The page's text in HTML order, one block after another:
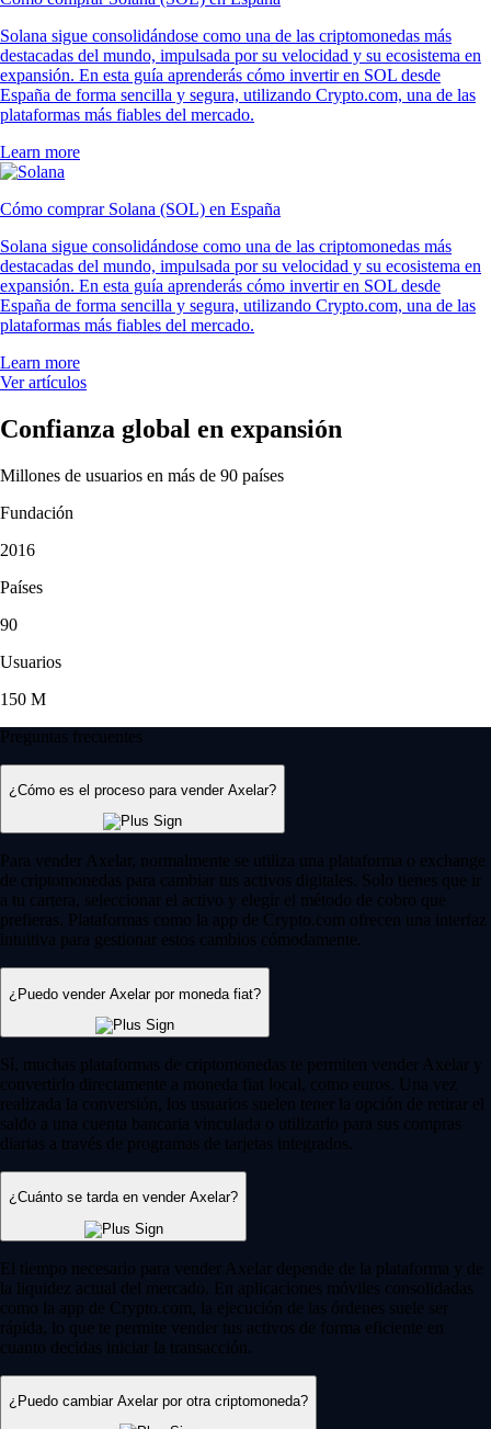
Solana sigue consolidándose como una de las criptomonedas más
destacadas del mundo, impulsada por su velocidad y su ecosistema en
expansión. En esta guía aprenderás cómo invertir en SOL desde
España de forma sencilla y segura, utilizando Crypto.com, una de las
plataformas más fiables del mercado.
Learn more
Cómo comprar Solana (SOL) en España
Solana sigue consolidándose como una de las criptomonedas más
destacadas del mundo, impulsada por su velocidad y su ecosistema en
expansión. En esta guía aprenderás cómo invertir en SOL desde
España de forma sencilla y segura, utilizando Crypto.com, una de las
plataformas más fiables del mercado.
Learn more
Ver artículos
Confianza global en expansión
Millones de usuarios en más de 90 países
Fundación
2016
Países
90
Usuarios
150 M
Preguntas frecuentes
¿Cómo es el proceso para vender Axelar?
Para vender Axelar, normalmente se utiliza una plataforma o exchange
de criptomonedas para cambiar tus activos digitales. Solo tienes que ir
a tu cartera, seleccionar el activo y elegir el método de cobro que
prefieras. Plataformas como la app de Crypto.com ofrecen una interfaz
intuitiva para gestionar estos cambios cómodamente.
¿Puedo vender Axelar por moneda fiat?
Sí, muchas plataformas de criptomonedas te permiten vender Axelar y
convertirlo directamente a moneda fiat local, como euros. Una vez
realizada la conversión, los usuarios suelen tener la opción de retirar el
saldo a una cuenta bancaria vinculada o utilizarlo para sus compras
diarias a través de programas de tarjetas integrados.
¿Cuánto se tarda en vender Axelar?
El tiempo necesario para vender Axelar depende de la plataforma y de
la liquidez actual del mercado. En aplicaciones móviles consolidadas
como la app de Crypto.com, la ejecución de las órdenes suele ser
rápida, lo que te permite vender tus activos de forma eficiente en
cuanto decidas iniciar la transacción.
¿Puedo cambiar Axelar por otra criptomoneda?